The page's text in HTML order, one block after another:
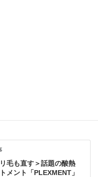
毛も直す＞話題の酸熱
メント「PLEXMENT」